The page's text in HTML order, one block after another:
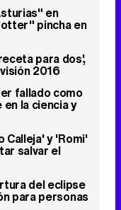
en
pincha en
para dos',
2016
fallado como
la ciencia y
Calleja' y 'Romi'
salvar el
del eclipse
para personas